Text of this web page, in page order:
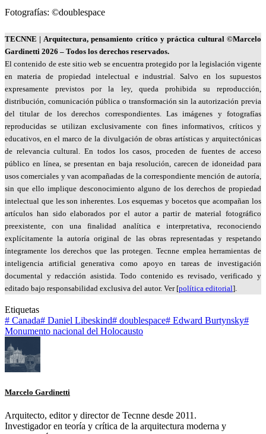
Fotografías: ©doublespace
TECNNE | Arquitectura, pensamiento crítico y práctica cultural ©Marcelo
Gardinetti 2026 – Todos los derechos reservados.
El contenido de este sitio web se encuentra protegido por la legislación vigente
en materia de propiedad intelectual e industrial. Salvo en los supuestos
expresamente previstos por la ley, queda prohibida su reproducción,
distribución, comunicación pública o transformación sin la autorización previa
del titular de los derechos correspondientes. Las imágenes y fotografías
reproducidas se utilizan exclusivamente con fines informativos, críticos y
educativos, en el marco de la divulgación de obras artísticas y arquitectónicas
de relevancia cultural. En todos los casos, proceden de fuentes de acceso
público en línea, se presentan en baja resolución, carecen de idoneidad para
usos comerciales y van acompañadas de la correspondiente mención de autoría,
sin que ello implique desconocimiento alguno de los derechos de propiedad
intelectual que les son inherentes. Los esquemas y bocetos que acompañan los
artículos han sido elaborados por el autor a partir de material fotográfico
preexistente, con una finalidad analítica e interpretativa, reconociendo
explícitamente la autoría original de las obras representadas y respetando
íntegramente los derechos que las protegen. Tecnne emplea herramientas de
inteligencia artificial generativa como apoyo en tareas de investigación
documental y redacción asistida. Todo contenido es revisado, verificado y
editado bajo responsabilidad exclusiva del autor. Ver [política editorial].
Etiquetas
# Canada# Daniel Libeskind# doublespace# Edward Burtynsky#
Monumento nacional del Holocausto
Marcelo Gardinetti
Arquitecto, editor y director de Tecnne desde 2011.
Investigador en teoría y crítica de la arquitectura moderna y